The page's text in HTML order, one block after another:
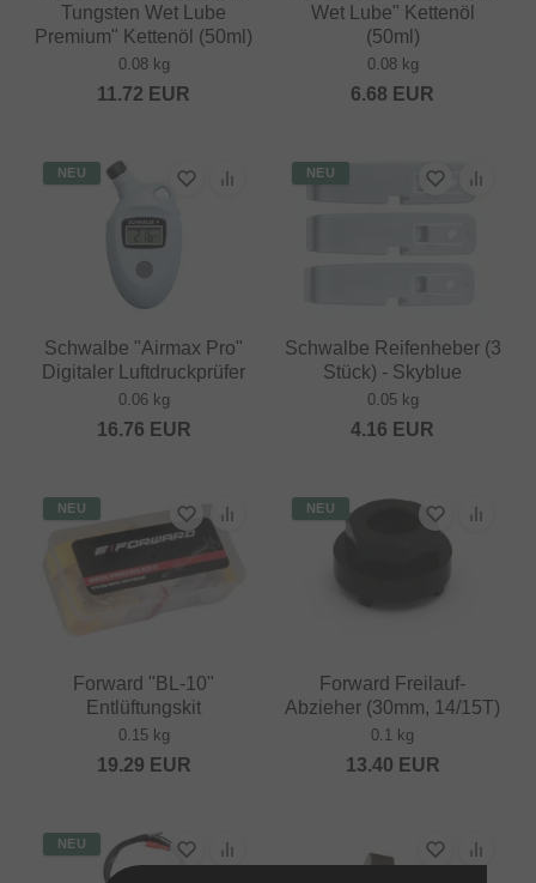
Tungsten Wet Lube
Premium" Kettenöl (50ml)
0.08 kg
11.72 EUR
Wet Lube" Kettenöl
(50ml)
0.08 kg
6.68 EUR
NEU
Schwalbe "Airmax Pro"
Digitaler Luftdruckprüfer
0.06 kg
16.76 EUR
NEU
Schwalbe Reifenheber (3
Stück) - Skyblue
0.05 kg
4.16 EUR
NEU
Forward "BL-10"
Entlüftungskit
0.15 kg
19.29 EUR
NEU
Forward Freilauf-
Abzieher (30mm, 14/15T)
0.1 kg
13.40 EUR
NEU